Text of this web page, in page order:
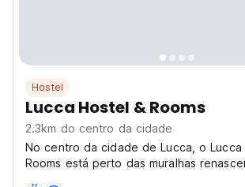
Hostel
Lucca Hostel & Rooms
2.3km do centro da cidade
No centro da cidade de Lucca, o Lucca
Rooms está perto das muralhas